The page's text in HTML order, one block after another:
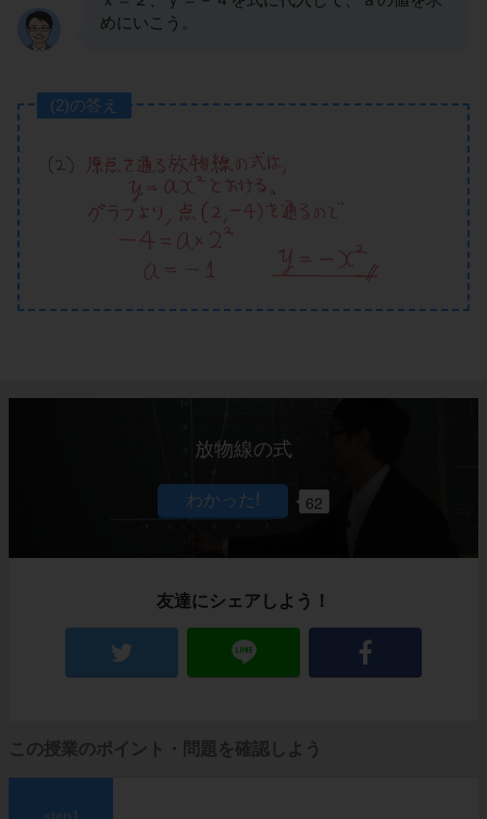
めにいこう。
(2)の答え
放物線の式
62
友達にシェアしよう！
この授業のポイント・問題を確認しよう